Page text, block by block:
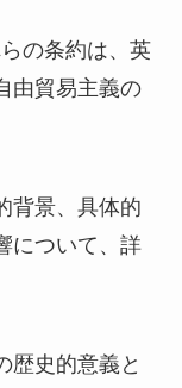
の条約は、英
由貿易主義の
背景、具体的
について、詳
歴史的意義と